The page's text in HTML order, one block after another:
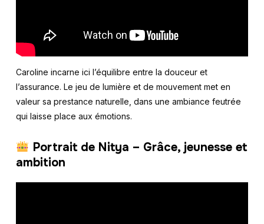
Caroline incarne ici l’équilibre entre la douceur et
l’assurance. Le jeu de lumière et de mouvement met en
valeur sa prestance naturelle, dans une ambiance feutrée
qui laisse place aux émotions.
Portrait de Nitya – Grâce, jeunesse et
ambition